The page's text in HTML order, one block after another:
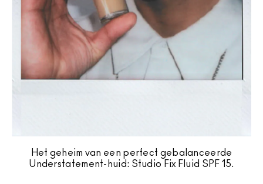
Het geheim van een perfect gebalanceerde
Understatement-huid: Studio Fix Fluid SPF 15.